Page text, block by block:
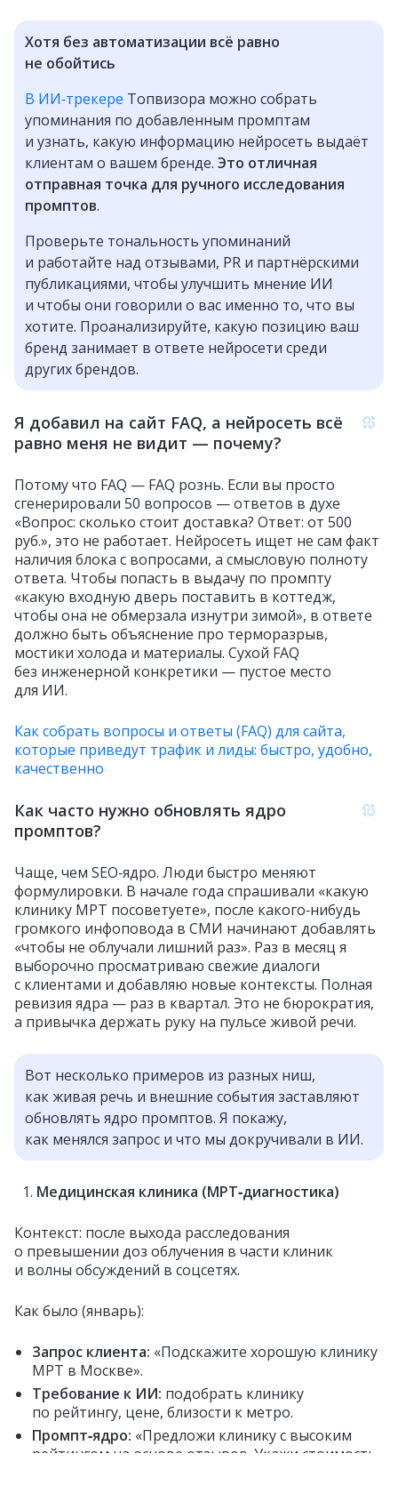
Хотя без автоматизации всё равно
не обойтись
В ИИ‑трекере Топвизора можно собрать
упоминания по добавленным промптам
и узнать, какую информацию нейросеть выдаёт
клиентам о вашем бренде. Это отличная
отправная точка для ручного исследования
промптов.
Проверьте тональность упоминаний
и работайте над отзывами, PR и партнёрскими
публикациями, чтобы улучшить мнение ИИ
и чтобы они говорили о вас именно то, что вы
хотите. Проанализируйте, какую позицию ваш
бренд занимает в ответе нейросети среди
других брендов.
Я добавил на сайт FAQ, а нейросеть всё
равно меня не видит — почему?
Потому что FAQ — FAQ рознь. Если вы просто
сгенерировали 50 вопросов — ответов в духе
«Вопрос: сколько стоит доставка? Ответ: от 500
руб.», это не работает. Нейросеть ищет не сам факт
наличия блока с вопросами, а смысловую полноту
ответа. Чтобы попасть в выдачу по промпту
«какую входную дверь поставить в коттедж,
чтобы она не обмерзала изнутри зимой», в ответе
должно быть объяснение про терморазрыв,
мостики холода и материалы. Сухой FAQ
без инженерной конкретики — пустое место
для ИИ.
Как собрать вопросы и ответы (FAQ) для сайта,
которые приведут трафик и лиды: быстро, удобно,
качественно
Как часто нужно обновлять ядро
промптов?
Чаще, чем SEO‑ядро. Люди быстро меняют
формулировки. В начале года спрашивали «какую
клинику МРТ посоветуете», после какого‑нибудь
громкого инфоповода в СМИ начинают добавлять
«чтобы не облучали лишний раз». Раз в месяц я
выборочно просматриваю свежие диалоги
с клиентами и добавляю новые контексты. Полная
ревизия ядра — раз в квартал. Это не бюрократия,
а привычка держать руку на пульсе живой речи.
Вот несколько примеров из разных ниш,
как живая речь и внешние события заставляют
обновлять ядро промптов. Я покажу,
как менялся запрос и что мы докручивали в ИИ.
Медицинская клиника (МРТ‑диагностика)
Контекст: после выхода расследования
о превышении доз облучения в части клиник
и волны обсуждений в соцсетях.
Как было (январь):
Запрос клиента: «Подскажите хорошую клинику
МРТ в Москве».
Требование к ИИ: подобрать клинику
по рейтингу, цене, близости к метро.
Промпт‑ядро: «Предложи клинику с высоким
рейтингом на основе отзывов. Укажи стоимость